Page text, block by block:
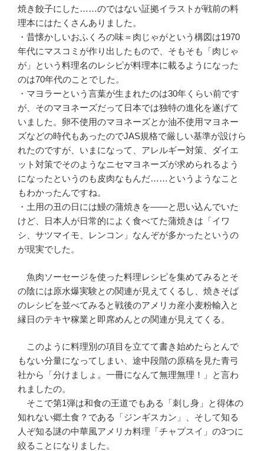
焼き餃子にした……のではない証拠イラストが戦前の料
理本にはたくさんありました。
・昔懐かしいおふくろの味＝肉じゃがという構図は1970
年代にマスコミが作り出したもので、そもそも「肉じゃ
が」という料理名のレシピが料理本に載るようになった
のは70年代のことでした。
・マヨラーという言葉が生まれたのは30年くらい前です
が、そのマヨネーズだって日本では独特の進化を遂げて
いました。卵不使用のマヨネーズとか油不使用マヨネー
ズなどの時代もあったのでJAS規格で厳しい基準が設けら
れたのですが、いまになって、アレルギー対策、ダイエ
ット対策でそのようなニセマヨネーズが求められるよう
になったというのも皮肉なもんだ……というようなこと
もわかったんですね。
・土用の丑の日には鰻の蒲焼きを――と思い込んでいた
けど、日本人が日常的によく食べてた蒲焼きは「イワ
シ、サツマイモ、レンコン」なんぞが多かったというの
が現実でした。
魚肉ソーセージを使った料理レシピを集めてみるとそ
の陰には原水爆実験との関連が見えてくるし、焼きそば
のレシピを並べてみると戦後のアメリカ産小麦粉輸入と
縁日のテキヤ稼業と即席めんとの関連が見えてくる。
このように料理別の項目を立てて書き始めたらとんで
もない分量になってしまい、途中段階の原稿を見た青弓
社から「分けましょ。一冊になんて無理無理！」と言わ
れましたの。
そこで第1弾は和食の王道でもある「刺し身」と得体の
知れない郷土食？である「ジンギスカン」、そして知る
人ぞ知る謎の中華風アメリカ料理「チャプスイ」の3つに
絞ることになりました。